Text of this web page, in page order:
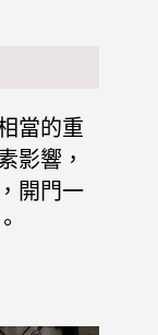
當的重
影響，
開門一